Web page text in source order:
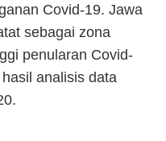
Covid-19. Jawa
sebagai zona
penularan Covid-
analisis data